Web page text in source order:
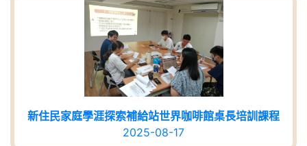
新住民家庭學涯探索補給站世界咖啡館桌長培訓課程
2025-08-17